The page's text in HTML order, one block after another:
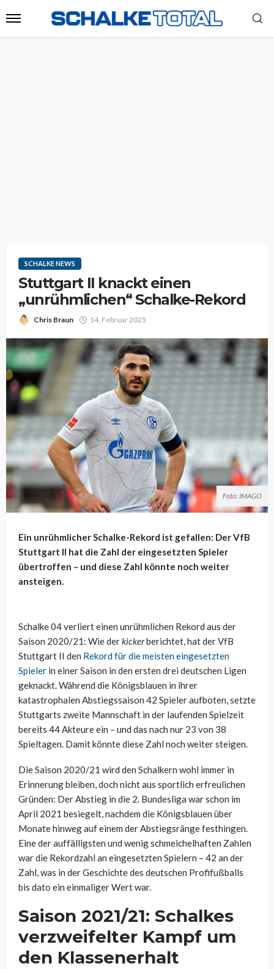
SCHALKE NEWS
Stuttgart II knackt einen
„unrühmlichen“ Schalke-Rekord
Chris Braun 14. Februar 2025
Foto: IMAGO
Ein unrühmlicher Schalke-Rekord ist gefallen: Der VfB
Stuttgart II hat die Zahl der eingesetzten Spieler
übertroffen – und diese Zahl könnte noch weiter
ansteigen.
Schalke 04 verliert einen unrühmlichen Rekord aus der
Saison 2020/21: Wie derkickerberichtet, hat der VfB
Stuttgart II den Rekord für die meisten eingesetzten
Spieler in einer Saison in den ersten drei deutschen Ligen
geknackt. Während die Königsblauen in ihrer
katastrophalen Abstiegssaison 42 Spieler aufboten, setzte
Stuttgarts zweite Mannschaft in der laufenden Spielzeit
bereits 44 Akteure ein – und das nach nur 23 von 38
Spieltagen. Damit könnte diese Zahl noch weiter steigen.
Die Saison 2020/21 wird den Schalkern wohl immer in
Erinnerung bleiben, doch nicht aus sportlich erfreulichen
Gründen: Der Abstieg in die 2. Bundesliga war schon im
April 2021 besiegelt, nachdem die Königsblauen über
Monate hinweg auf einem der Abstiegsränge festhingen.
Eine der auffälligsten und wenig schmeichelhaften Zahlen
war die Rekordzahl an eingesetzten Spielern – 42 an der
Zahl, was in der Geschichte des deutschen Profifußballs
bis dato ein einmaliger Wert war.
Saison 2021/21: Schalkes
verzweifelter Kampf um
den Klassenerhalt